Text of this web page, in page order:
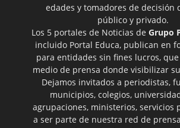
edades y tomadores de decisión
público y privado.
Los 5 portales de Noticias de Grupo
incluido Portal Educa, publican en
para entidades sin fines lucros,
medio de prensa donde visibilizar
Dejamos invitados a periodistas,
municipios, colegios,
agrupaciones, ministerios, servicios
a ser parte de nuestra red de